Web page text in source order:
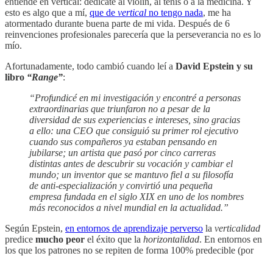
esto es algo que a mí, que de vertical no tengo nada, me ha
atormentado durante buena parte de mi vida. Después de 6
reinvenciones profesionales parecería que la perseverancia no es lo
mío.
Afortunadamente, todo cambió cuando leí a David Epstein y su
libro “Range”:
“Profundicé en mi investigación y encontré a personas
extraordinarias que triunfaron no a pesar de la
diversidad de sus experiencias e intereses, sino gracias
a ello: una CEO que consiguió su primer rol ejecutivo
cuando sus compañeros ya estaban pensando en
jubilarse; un artista que pasó por cinco carreras
distintas antes de descubrir su vocación y cambiar el
mundo; un inventor que se mantuvo fiel a su filosofía
de anti-especialización y convirtió una pequeña
empresa fundada en el siglo XIX en uno de los nombres
más reconocidos a nivel mundial en la actualidad.”
Según Epstein, en entornos de aprendizaje perverso la verticalidad
predice mucho peor el éxito que la horizontalidad. En entornos en
los que los patrones no se repiten de forma 100% predecible (por